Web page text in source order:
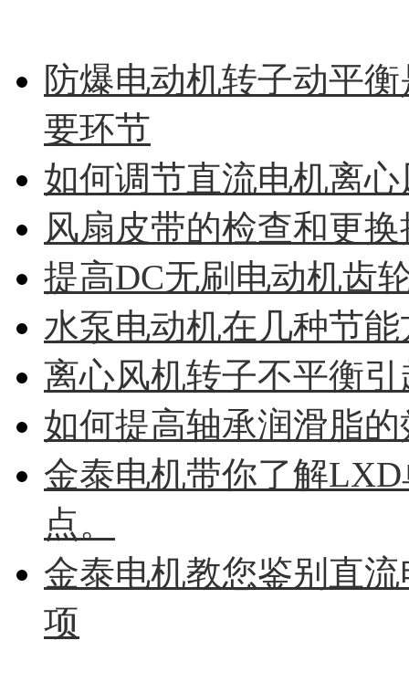
防爆电动机转子动平
要环节
如何调节直流电机离
风扇皮带的检查和更
提高DC无刷电动机齿
水泵电动机在几种节
离心风机转子不平衡
如何提高轴承润滑脂
金泰电机带你了解
点。
金泰电机教您鉴别直
项